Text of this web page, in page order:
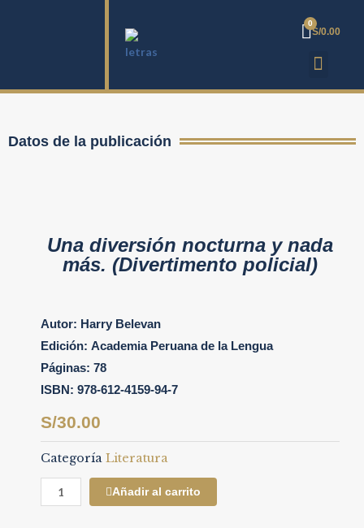
S/0.00
Datos de la publicación
Una diversión nocturna y nada
más. (Divertimento policial)
Autor: Harry Belevan
Edición: Academia Peruana de la Lengua
Páginas: 78
ISBN: 978-612-4159-94-7
S/30.00
Categoría Literatura
Añadir al carrito